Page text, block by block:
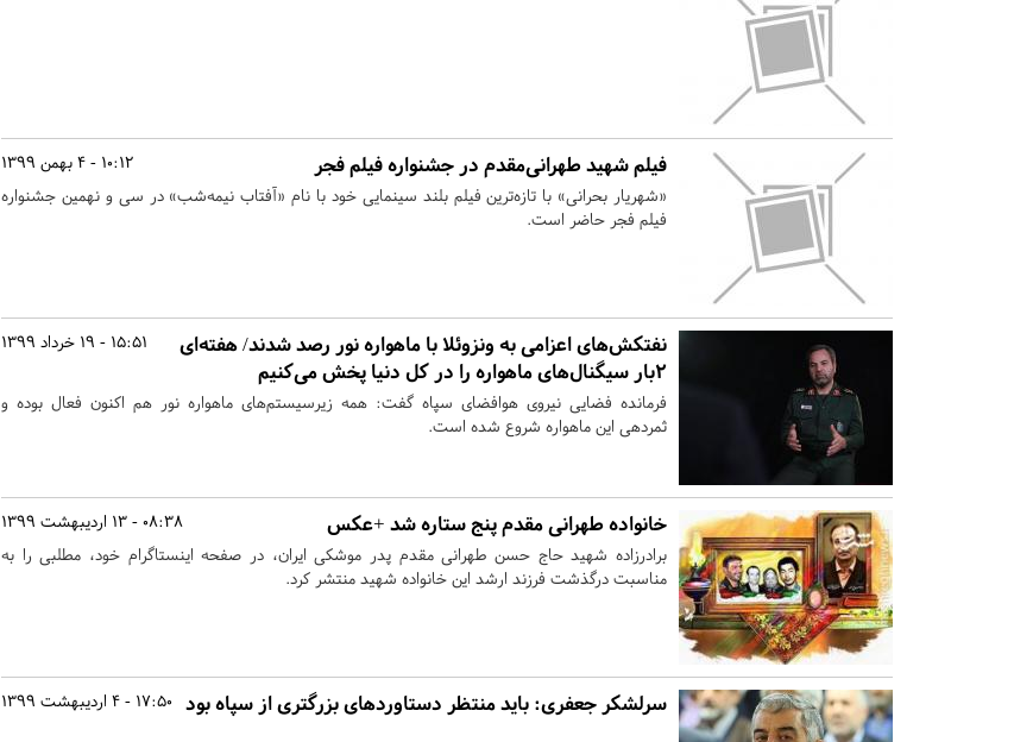
10:12 - 4 بهمن 1399 فیلم شهید طهرانی‌مقدم در جشنواره فیلم فجر
«شهریار بحرانی» با تازه‌ترین فیلم بلند سینمایی خود با نام «آفتاب نیمه‌شب» در سی و نهمین جشنواره
فیلم فجر حاضر است.
15:51 - 19 خرداد 1399
نفتکش‌های اعزامی به ونزوئلا با ماهواره نور رصد شدند/ هفته‌ای
۲بار سیگنال‌های ماهواره را در کل دنیا پخش می‌کنیم
فرمانده فضایی نیروی هوافضای سپاه گفت: همه زیرسیستم‌های ماهواره نور هم اکنون فعال بوده و
ثمردهی این ماهواره شروع شده است.
08:38 - 13 اردیبهشت 1399 خانواده طهرانی مقدم پنج ستاره شد +عکس
برادرزاده شهید حاج حسن طهرانی مقدم پدر موشکی ایران، در صفحه اینستاگرام خود، مطلبی را به
مناسبت درگذشت فرزند ارشد این خانواده شهید منتشر کرد.
17:50 - 4 اردیبهشت 1399 سرلشکر جعفری: باید منتظر دستاوردهای بزرگتری از سپاه بود